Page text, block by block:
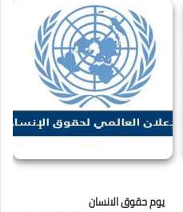
يوم حقوق الانسان